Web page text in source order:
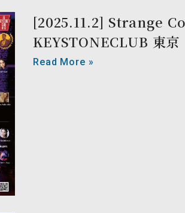
[2025.11.2] Strange
KEYSTONECLUB 東京
Read More »